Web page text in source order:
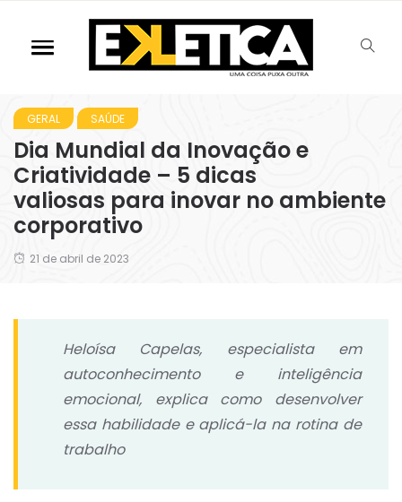
GERAL SAÚDE
Dia Mundial da Inovação e
Criatividade – 5 dicas
valiosas para inovar no ambiente
corporativo
21 de abril de 2023
Heloísa Capelas, especialista em
autoconhecimento e inteligência
emocional, explica como desenvolver
essa habilidade e aplicá-la na rotina de
trabalho